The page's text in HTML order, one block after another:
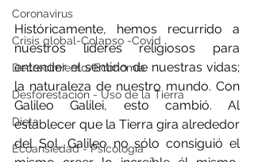
Coronavirus
Crisis global-Colapso -Covid
Decrecimiento/Economía
Desforestación - Uso de la Tierra
Dieta
Ecoansiedad - Psicología
Históricamente, hemos recurrido a
nuestros líderes religiosos para
entender el sentido de nuestras vidas;
la naturaleza de nuestro mundo. Con
Galileo Galilei, esto cambió. Al
establecer que la Tierra gira alrededor
del Sol, Galileo no sólo consiguió el